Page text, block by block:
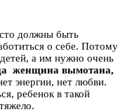
должны быть
о себе. Потому
а им нужно очень
женщина вымотана,
энергии, нет любви.
ребенок в такой